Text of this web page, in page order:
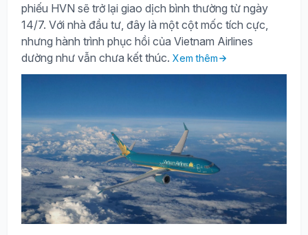
phiếu HVN sẽ trở lại giao dịch bình thường từ ngày
14/7. Với nhà đầu tư, đây là một cột mốc tích cực,
nhưng hành trình phục hồi của Vietnam Airlines
dường như vẫn chưa kết thúc. Xem thêm